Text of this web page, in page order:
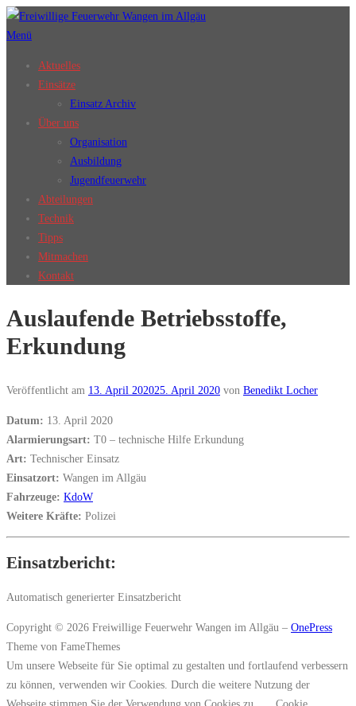
Zum
Inhalt
Menü
Aktuelles
Einsätze
Einsatz Archiv
Über uns
Organisation
Ausbildung
Jugendfeuerwehr
Abteilungen
Technik
Tipps
Mitmachen
Kontakt
Auslaufende Betriebsstoffe,
Erkundung
Veröffentlicht am 13. April 202025. April 2020 von Benedikt Locher
Datum: 13. April 2020
Alarmierungsart: T0 – technische Hilfe Erkundung
Art: Technischer Einsatz
Einsatzort: Wangen im Allgäu
Fahrzeuge: KdoW
Weitere Kräfte: Polizei
Einsatzbericht:
Automatisch generierter Einsatzbericht
Copyright © 2026 Freiwillige Feuerwehr Wangen im Allgäu – OnePress
Theme von FameThemes
Um unsere Webseite für Sie optimal zu gestalten und fortlaufend verbessern
zu können, verwenden wir Cookies. Durch die weitere Nutzung der